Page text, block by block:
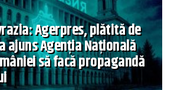
Agerpres, plătită de
ajuns Agenția Națională
să facă propagandă